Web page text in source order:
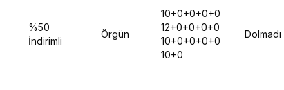
%50
İndirimli
Örgün
10+0+0+0+0
12+0+0+0+0
10+0+0+0+0
10+0
Dolmadı